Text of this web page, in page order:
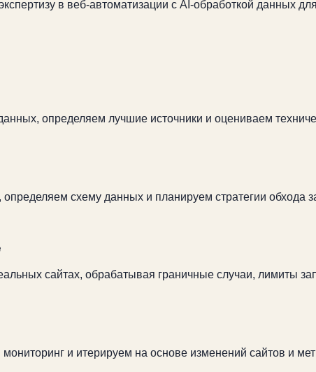
в веб-автоматизации с AI-обработкой данных
определяем лучшие источники и оцениваем
схему данных и планируем стратегии обхода
сайтах, обрабатывая граничные случаи, лимиты
и итерируем на основе изменений сайтов и